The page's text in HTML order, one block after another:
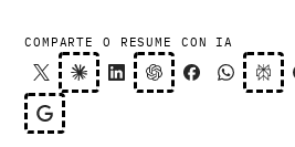
COMPARTE O RESUME CON IA